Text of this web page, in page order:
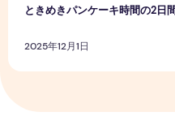
ときめきパンケーキ時間の2日
2025年12月1日